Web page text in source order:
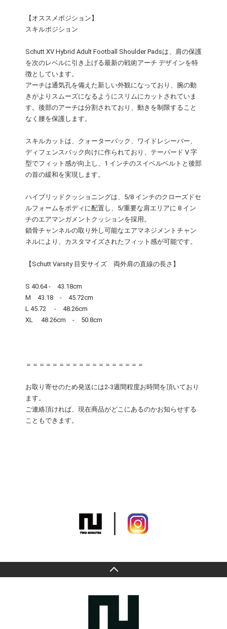
【オススメポジション】
スキルポジション
Schutt XV Hybrid Adult Football Shoulder Padsは、肩の保護
を次のレベルに引き上げる最新の戦術アーチ デザインを特
徴としています。
アーチは通気孔を備えた新しい外観になっており、腕の動
きがよりスムーズになるようにスリムにカットされていま
す。後部のアーチは分割されており、動きを制限すること
なく腰を保護します。
スキルカットは、クォーターバック、ワイドレシーバー、
ディフェンスバック向けに作られており、テーパード V 字
型でフィット感が向上し、1 インチのスイベルベルトと後部
の首の緩和を実現します。
ハイブリッドクッショニングは、5/8 インチのクローズドセ
ルフォームをボディに配置し、5/重要な肩エリアに 8 イン
チのエアマンガメントクッションを採用。
鎖骨チャンネルの取り外し可能なエアマネジメントチャン
ネルにより、カスタマイズされたフィット感が可能です。
【Schutt Varsity 目安サイズ 両外肩の直線の長さ】
S 40.64 - 43.18cm
M 43.18 - 45.72cm
L 45.72 - 48.26cm
XL 48.26cm - 50.8cm
＝＝＝＝＝＝＝＝＝＝＝＝＝＝＝＝＝＝
お取り寄せのため発送には2-3週間程度お時間を頂いており
ます。
ご連絡頂ければ、現在商品がどこにあるのかお知らせする
こともできます。